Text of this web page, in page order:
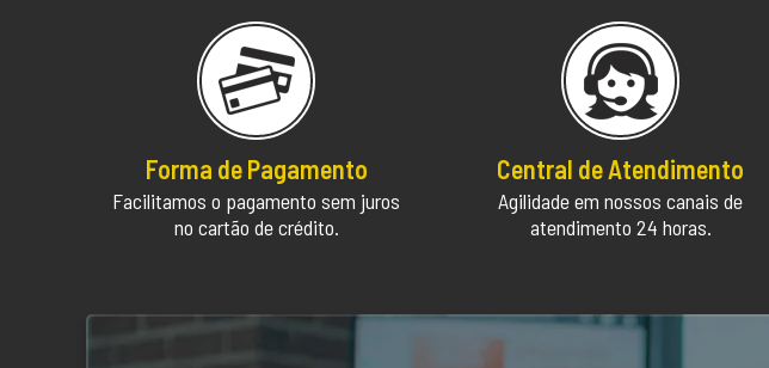
Forma de Pagamento
Facilitamos o pagamento sem juros
no cartão de crédito.
Central de Atendimento
Agilidade em nossos canais de
atendimento 24 horas.